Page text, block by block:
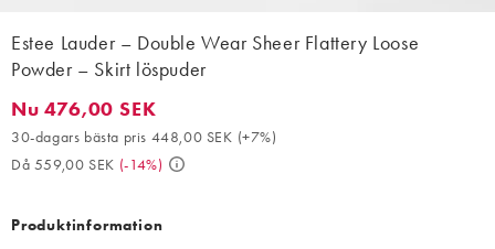
Estee Lauder – Double Wear Sheer Flattery Loose
Powder – Skirt löspuder
Nu 476,00 SEK. 30-dagars bästa pris 448,00 SEK (+7%). Då
Nu 476,00 SEK
30-dagars bästa pris 448,00 SEK (+7%)
Då 559,00 SEK (-14%)
Produktinformation